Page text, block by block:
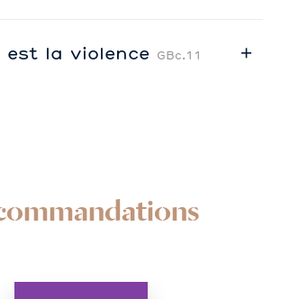
est la violence GBc.11